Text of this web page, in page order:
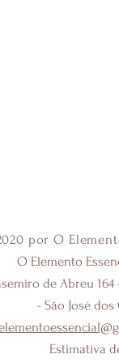
por O
O Elemento
de Abreu
- São José dos
Estimativa